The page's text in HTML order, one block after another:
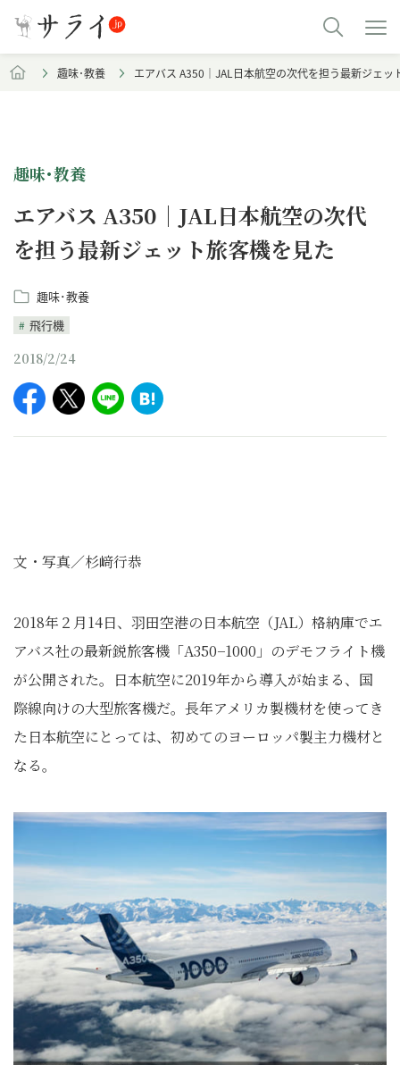
趣味･教養 エアバス A350｜JAL日本航空の次代を担う最新ジェッ
趣味･教養
エアバス A350｜JAL日本航空の次代
を担う最新ジェット旅客機を見た
趣味･教養
飛行機
2018/2/24
文・写真／杉﨑行恭
2018年２月14日、羽田空港の日本航空（JAL）格納庫でエ
アバス社の最新鋭旅客機「A350−1000」のデモフライト機
が公開された。日本航空に2019年から導入が始まる、国
際線向けの大型旅客機だ。長年アメリカ製機材を使ってき
た日本航空にとっては、初めてのヨーロッパ製主力機材と
なる。